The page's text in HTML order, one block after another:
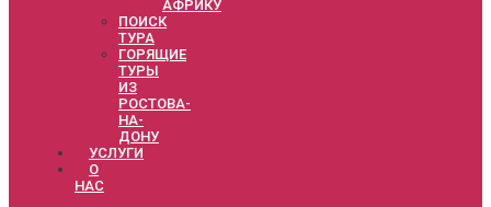
АФРИКУ
ПОИСК
ТУРА
ГОРЯЩИЕ
ТУРЫ
ИЗ
РОСТОВА-
НА-
ДОНУ
УСЛУГИ
О
НАС